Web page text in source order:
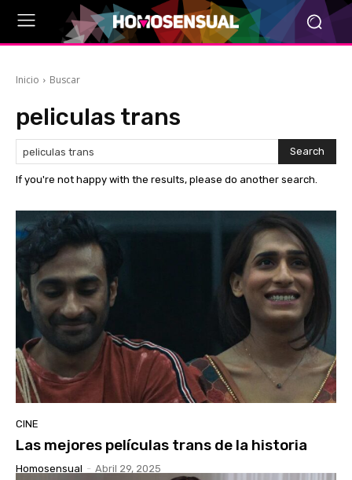
Inicio Buscar
peliculas trans
Search
If you're not happy with the results, please do another search.
CINE
Las mejores películas trans de la historia
Homosensual - Abril 29, 2025